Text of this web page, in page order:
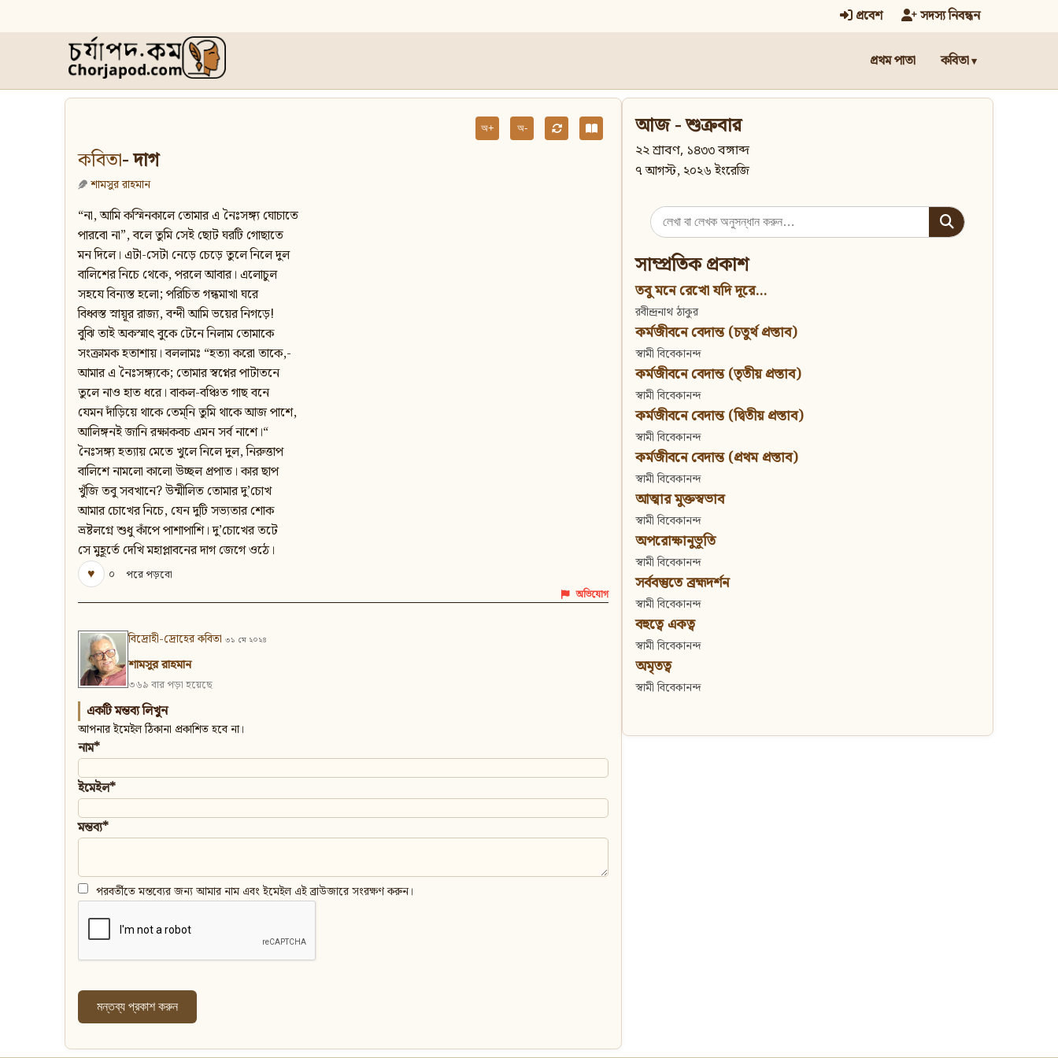
প্রবেশ সদস্য নিবন্ধন
প্রথম পাতা কবিতা
অ+ অ-
কবিতা- দাগ
শামসুর রাহমান
“না, আমি কস্মিনকালে তোমার এ নৈঃসঙ্গ্য ঘোচাতে
পারবো না”, বলে তুমি সেই ছোট ঘরটি গোছাতে
মন দিলে। এটা-সেটা নেড়ে চেড়ে তুলে নিলে দুল
বালিশের নিচে থেকে, পরলে আবার। এলোচুল
সহযে বিন্যস্ত হলো; পরিচিত গন্ধমাখা ঘরে
বিধ্বস্ত স্নায়ূর রাজ্য, বন্দী আমি ভয়ের নিগড়ে!
বুঝি তাই অকস্মাৎ বুকে টেনে নিলাম তোমাকে
সংক্রামক হতাশায়। বললামঃ “হত্যা করো তাকে,-
আমার এ নৈঃসঙ্গ্যকে; তোমার স্বপ্নের পাটাতনে
তুলে নাও হাত ধরে। বাকল-বঞ্চিত গাছ বনে
যেমন দাঁড়িয়ে থাকে তেম্‌নি তুমি থাকে আজ পাশে,
আলিঙ্গনই জানি রক্ষাকবচ এমন সর্ব নাশে।“
নৈঃসঙ্গ্য হত্যায় মেতে খুলে নিলে দুল, নিরুত্তাপ
বালিশে নামলো কালো উচ্ছল প্রপাত। কার ছাপ
খুঁজি তবু সবখানে? উন্মীলিত তোমার দু’চোখ
আমার চোখের নিচে, যেন দুটি সভ্যতার শোক
ভ্রষ্টলগ্নে শুধু কাঁপে পাশাপাশি। দু’চোখের তটে
সে মুহূর্তে দেখি মহাপ্লাবনের দাগ জেগে ওঠে।
♥
০ পরে পড়বো
অভিযোগ
বিদ্রোহী-দ্রোহের কবিতা ৩১ মে ২০২৪
শামসুর রাহমান
৩৬৯ বার পড়া হয়েছে
একটি মন্তব্য লিখুন
আপনার ইমেইল ঠিকানা প্রকাশিত হবে না।
নাম*
ইমেইল*
মন্তব্য*
পরবর্তীতে মন্তব্যের জন্য আমার নাম এবং ইমেইল এই ব্রাউজারে সংরক্ষণ করুন।
আজ - শুক্রবার
২২ শ্রাবণ, ১৪৩৩ বঙ্গাব্দ
৭ আগস্ট, ২০২৬ ইংরেজি
Search
for:
সাম্প্রতিক প্রকাশ
তবু মনে রেখো যদি দূরে...
রবীন্দ্রনাথ ঠাকুর
কর্মজীবনে বেদান্ত (চতুর্থ প্রস্তাব)
স্বামী বিবেকানন্দ
কর্মজীবনে বেদান্ত (তৃতীয় প্রস্তাব)
স্বামী বিবেকানন্দ
কর্মজীবনে বেদান্ত (দ্বিতীয় প্রস্তাব)
স্বামী বিবেকানন্দ
কর্মজীবনে বেদান্ত (প্রথম প্রস্তাব)
স্বামী বিবেকানন্দ
আত্মার মুক্তস্বভাব
স্বামী বিবেকানন্দ
অপরোক্ষানুভূতি
স্বামী বিবেকানন্দ
সর্ববস্তুতে ব্রহ্মদর্শন
স্বামী বিবেকানন্দ
বহুত্বে একত্ব
স্বামী বিবেকানন্দ
অমৃতত্ব
স্বামী বিবেকানন্দ